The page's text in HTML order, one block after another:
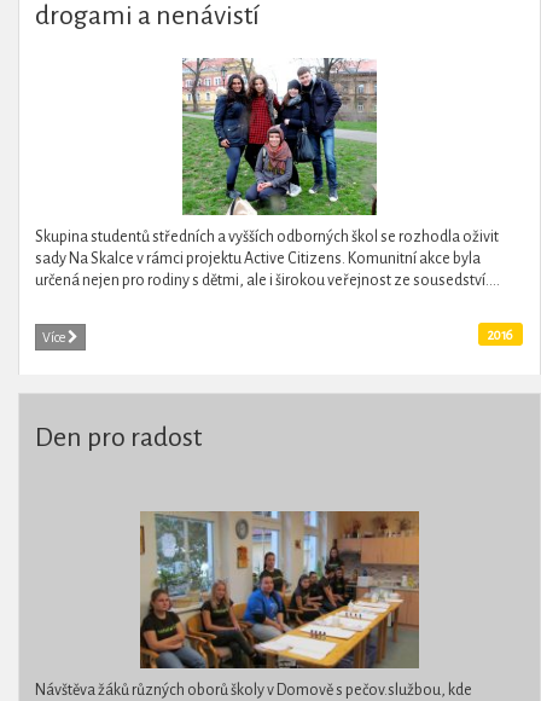
drogami a nenávistí
Skupina studentů středních a vyšších odborných škol se rozhodla oživit
sady Na Skalce v rámci projektu Active Citizens. Komunitní akce byla
určená nejen pro rodiny s dětmi, ale i širokou veřejnost ze sousedství....
Více 2016
Den pro radost
Návštěva žáků různých oborů školy v Domově s pečov.službou, kde